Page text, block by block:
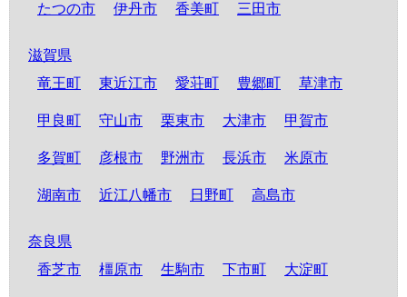
たつの市 伊丹市 香美町 三田市
滋賀県
竜王町
東近江市 愛荘町 豊郷町 草津市
甲良町 守山市 栗東市 大津市 甲賀市
多賀町 彦根市 野洲市 長浜市 米原市
湖南市 近江八幡市 日野町 高島市
奈良県
香芝市
橿原市 生駒市 下市町 大淀町